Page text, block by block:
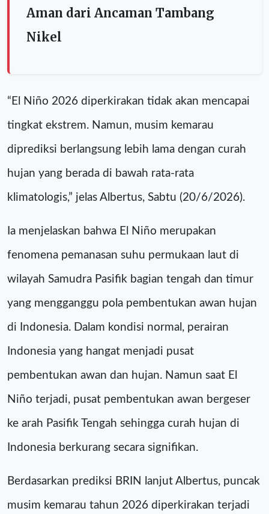
Aman dari Ancaman Tambang
Nikel
“El Niño 2026 diperkirakan tidak akan mencapai
tingkat ekstrem. Namun, musim kemarau
diprediksi berlangsung lebih lama dengan curah
hujan yang berada di bawah rata-rata
klimatologis,” jelas Albertus, Sabtu (20/6/2026).
Ia menjelaskan bahwa El Niño merupakan
fenomena pemanasan suhu permukaan laut di
wilayah Samudra Pasifik bagian tengah dan timur
yang mengganggu pola pembentukan awan hujan
di Indonesia. Dalam kondisi normal, perairan
Indonesia yang hangat menjadi pusat
pembentukan awan dan hujan. Namun saat El
Niño terjadi, pusat pembentukan awan bergeser
ke arah Pasifik Tengah sehingga curah hujan di
Indonesia berkurang secara signifikan.
Berdasarkan prediksi BRIN lanjut Albertus, puncak
musim kemarau tahun 2026 diperkirakan terjadi